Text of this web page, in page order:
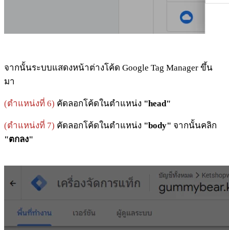
จากนั้นระบบแสดงหน้าต่างโค้ด Google Tag Manager ขึ้น
มา
(ตำแหน่งที่ 6) คัดลอกโค้ดในตำแหน่ง "head"
(ตำแหน่งที่ 7) คัดลอกโค้ดในตำแหน่ง "body" จากนั้นคลิก
"ตกลง"